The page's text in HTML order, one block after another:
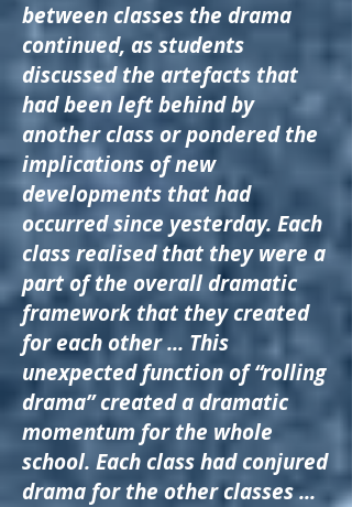
between classes the drama
continued, as students
discussed the artefacts that
had been left behind by
another class or pondered the
implications of new
developments that had
occurred since yesterday. Each
class realised that they were a
part of the overall dramatic
framework that they created
for each other ... This
unexpected function of “rolling
drama” created a dramatic
momentum for the whole
school. Each class had conjured
drama for the other classes ...